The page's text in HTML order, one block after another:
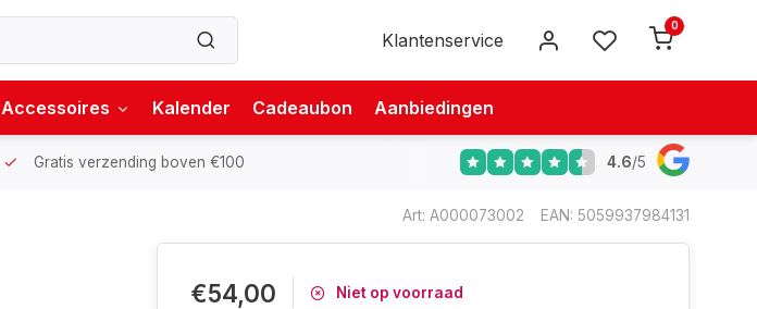
Klantenservice
0
Accessoires Kalender Cadeaubon Aanbiedingen
Gratis verzending boven €100 4.6/5
Art: A000073002 EAN: 5059937984131
€54,00 Niet op voorraad